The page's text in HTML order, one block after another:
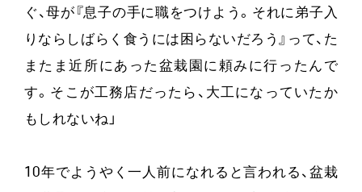
ぐ、母が『息子の手に職をつけよう。それに弟子入
りならしばらく食うには困らないだろう』って、た
またま近所にあった盆栽園に頼みに行ったんで
す。そこが工務店だったら、大工になっていたか
もしれないね」
10年でようやく一人前になれると言われる、盆栽